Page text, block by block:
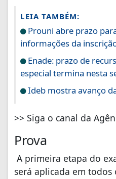
LEIA TAMBÉM:
Prouni abre prazo
informações da
Enade: prazo de
especial termina nesta
Ideb mostra avanço
>> Siga o canal da
Prova
A primeira etapa do
será aplicada em todos